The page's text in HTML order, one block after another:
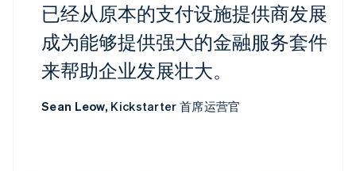
已经从原本的支付设施提供商发展
成为能够提供强大的金融服务套件
来帮助企业发展壮大。
Sean Leow, Kickstarter 首席运营官